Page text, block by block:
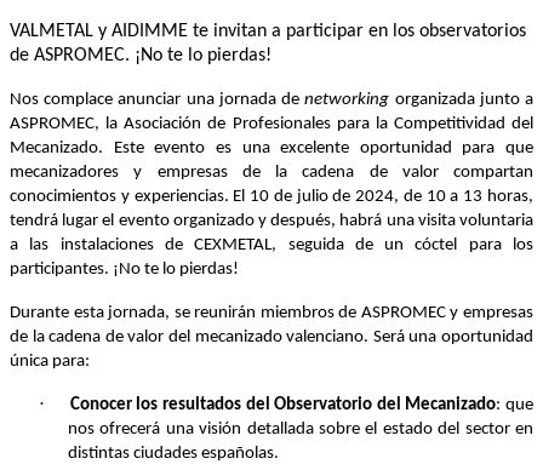
VALMETAL y AIDIMME te invitan a participar en los observatorios
de ASPROMEC. ¡No te lo pierdas!
Nos complace anunciar una jornada denetworking organizada junto a
ASPROMEC, la Asociación de Profesionales para la Competitividad del
Mecanizado. Este evento es una excelente oportunidad para que
mecanizadores y empresas de la cadena de valor compartan
conocimientos y experiencias. El 10 de julio de 2024, de 10 a 13 horas,
tendrá lugar el evento organizado y después, habrá una visita voluntaria
a las instalaciones de CEXMETAL, seguida de un cóctel para los
participantes. ¡No te lo pierdas!
Durante esta jornada, se reunirán miembros de ASPROMEC y empresas
de la cadena de valor del mecanizado valenciano. Será una oportunidad
única para:
· Conocer los resultados del Observatorio del Mecanizado: que
nos ofrecerá una visión detallada sobre el estado del sector en
distintas ciudades españolas.